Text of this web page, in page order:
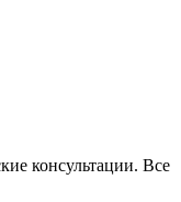
консультации. Все